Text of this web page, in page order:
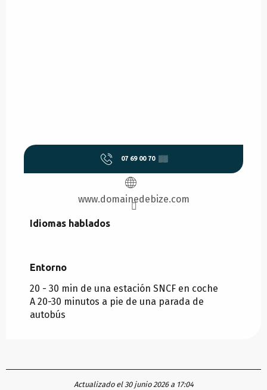
07 69 00 70 ▒▒
www.domainedebize.com
Idiomas hablados
Idiomas hablados
Entorno
Entorno
20 - 30 min de una estación SNCF en coche
A 20-30 minutos a pie de una parada de
autobús
Actualizado el 30 junio 2026 a 17:04